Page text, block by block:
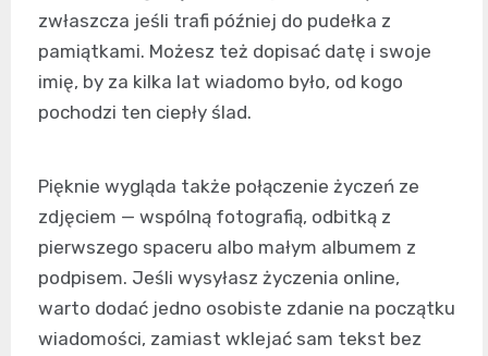
zwłaszcza jeśli trafi później do pudełka z
pamiątkami. Możesz też dopisać datę i swoje
imię, by za kilka lat wiadomo było, od kogo
pochodzi ten ciepły ślad.
Pięknie wygląda także połączenie życzeń ze
zdjęciem — wspólną fotografią, odbitką z
pierwszego spaceru albo małym albumem z
podpisem. Jeśli wysyłasz życzenia online,
warto dodać jedno osobiste zdanie na początku
wiadomości, zamiast wklejać sam tekst bez